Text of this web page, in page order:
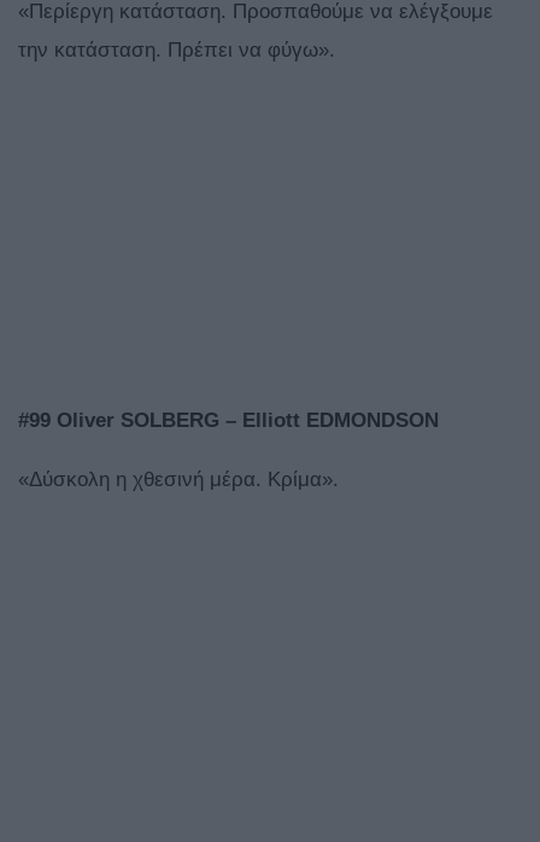
«Περίεργη κατάσταση. Προσπαθούμε να ελέγξουμε
την κατάσταση. Πρέπει να φύγω».
#99 Oliver SOLBERG – Elliott EDMONDSON
«Δύσκολη η χθεσινή μέρα. Κρίμα».